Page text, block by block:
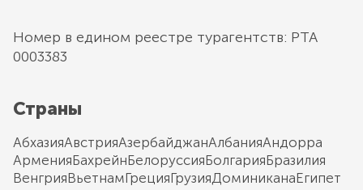
Номер в едином реестре турагентств: РТА
0003383
Страны
АбхазияАвстрияАзербайджанАлбанияАндорра
АрменияБахрейнБелоруссияБолгарияБразилия
ВенгрияВьетнамГрецияГрузияДоминиканаЕгипет